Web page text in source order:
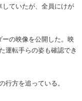
ていたが、全員にけが
の映像を公開した。映
運転手らの姿も確認でき
方を追っている。